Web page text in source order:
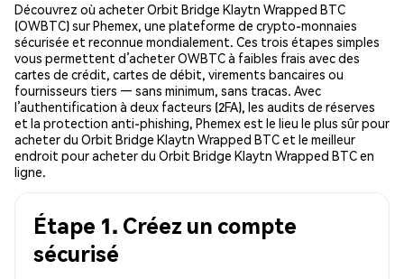
Découvrez où acheter Orbit Bridge Klaytn Wrapped BTC
(OWBTC) sur Phemex, une plateforme de crypto-monnaies
sécurisée et reconnue mondialement. Ces trois étapes simples
vous permettent d’acheter OWBTC à faibles frais avec des
cartes de crédit, cartes de débit, virements bancaires ou
fournisseurs tiers — sans minimum, sans tracas. Avec
l’authentification à deux facteurs (2FA), les audits de réserves
et la protection anti-phishing, Phemex est le lieu le plus sûr pour
acheter du Orbit Bridge Klaytn Wrapped BTC et le meilleur
endroit pour acheter du Orbit Bridge Klaytn Wrapped BTC en
ligne.
Étape 1. Créez un compte
sécurisé